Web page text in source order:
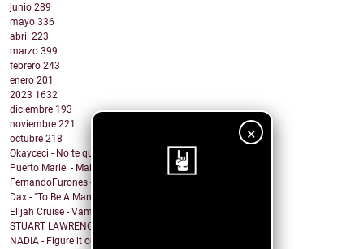
×
junio 289
mayo 336
abril 223
marzo 399
febrero 243
enero 201
2023 1632
diciembre 193
noviembre 221
octubre 218
Okayceci - No te quiero
Puerto Mariel - Maldito Antro
FernandoFurones - Me Vuelvo Salvaje
Dax - "To Be A Man" Ft. Darius Rucker
Elijah Cruise - Vampire U
STUART LAWRENCE - ONE
NADIA - Figure it out